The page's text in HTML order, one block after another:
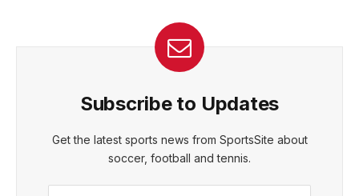
Subscribe to Updates
Get the latest sports news from SportsSite about
soccer, football and tennis.